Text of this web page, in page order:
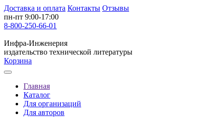
Доставка и оплата Контакты Отзывы
пн-пт 9:00-17:00
8-800-250-66-01
Инфра-Инженерия
издательство технической литературы
Корзина
Главная
Каталог
Для организаций
Для авторов